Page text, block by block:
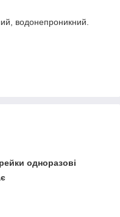
водонепроникний.
одноразові